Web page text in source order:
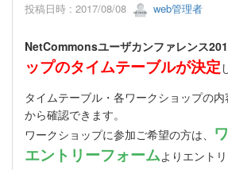
投稿日時 : 2017/08/08 web管理者
NetCommonsユーザカンファレンス
ップのタイムテーブルが決定
タイムテーブル・各ワークショップの
から確認できます。
ワークショップに参加ご希望の方は、
エントリーフォームよりエント